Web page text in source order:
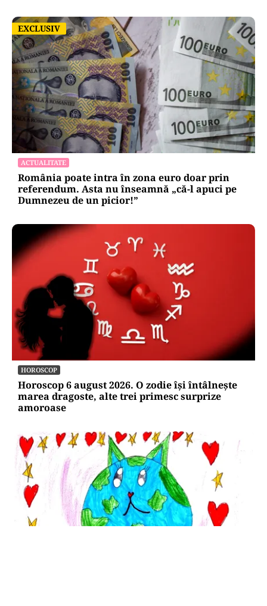
EXCLUSIV
EXCLUSIV
ACTUALITATE
România poate intra în zona euro doar prin
referendum. Asta nu înseamnă „că-l apuci pe
Dumnezeu de un picior!”
HOROSCOP
Horoscop 6 august 2026. O zodie își întâlnește
marea dragoste, alte trei primesc surprize
amoroase